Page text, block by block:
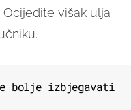
višak ulja
bolje izbjegavati